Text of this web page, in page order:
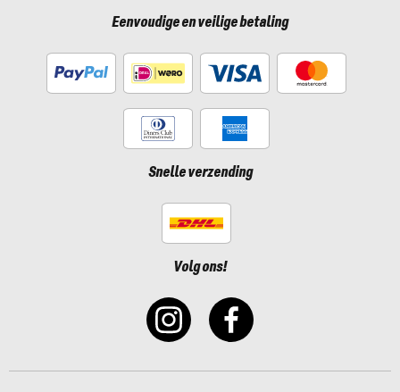
Eenvoudige en veilige betaling
Snelle verzending
Volg ons!